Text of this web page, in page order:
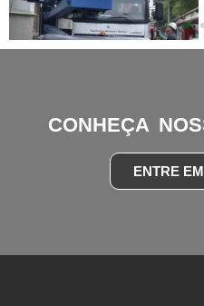
CONHEÇA
ENTRE